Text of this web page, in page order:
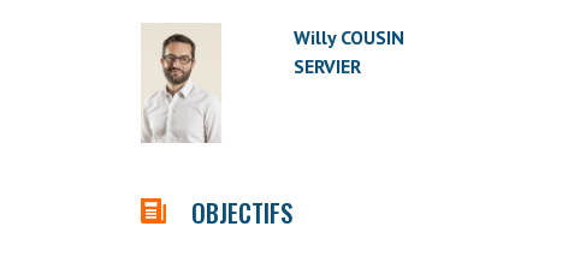
Willy COUSIN
SERVIER
OBJECTIFS